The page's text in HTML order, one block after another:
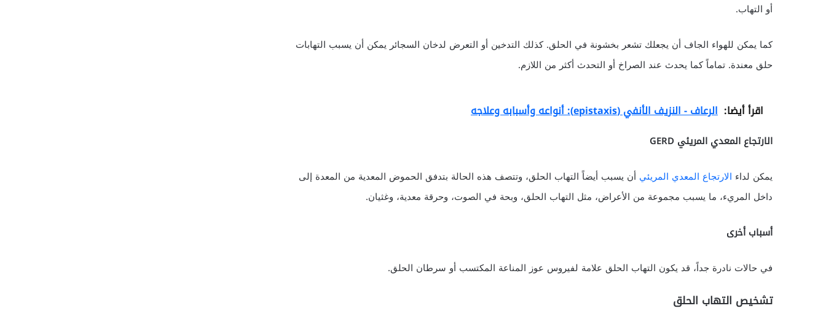
أو التهاب.
كما يمكن للهواء الجاف أن يجعلك تشعر بخشونة في الحلق. كذلك التدخين أو التعرض لدخان السجائر يمكن أن يسبب التهابات
حلق معندة. تماماً كما يحدث عند الصراخ أو التحدث أكثر من اللازم.
اقرأ أيضا: الرعاف - النزيف الأنفي (epistaxis): أنواعه وأسبابه وعلاجه
الارتجاع المعدي المريئي GERD
يمكن لداء الارتجاع المعدي المريئي أن يسبب أيضاً التهاب الحلق، وتتصف هذه الحالة بتدفق الحموض المعدية من المعدة إلى
داخل المريء، ما يسبب مجموعة من الأعراض، مثل التهاب الحلق، وبحة في الصوت، وحرقة معدية، وغثيان.
أسباب أخرى
في حالات نادرة جداً، قد يكون التهاب الحلق علامة لفيروس عوز المناعة المكتسب أو سرطان الحلق.
تشخيص التهاب الحلق